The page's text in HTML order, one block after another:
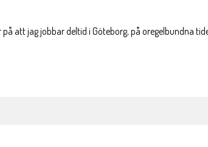
att jag jobbar deltid i Göteborg, på oregelbundna